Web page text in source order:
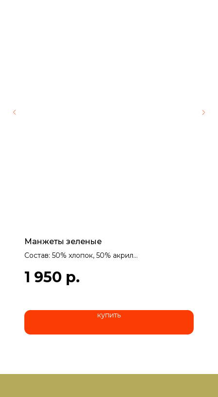
Манжеты зеленые
Состав: 50% хлопок, 50% акрил
1 950 р.
купить